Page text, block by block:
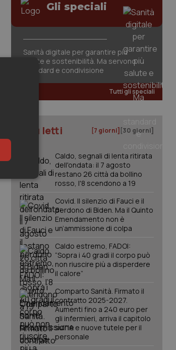
Gli speciali
Sanità digitale per garantire più
salute e sostenibilità. Ma servono
standard e condivisione
Tutti gli speciali
I più letti [7 giorni] [30 giorni]
Caldo, segnali di lenta ritirata
dell'ondata: il 7 agosto
restano 26 città da bollino
rosso, l'8 scendono a 19
Covid. Il silenzio di Fauci e il
perdono di Biden. Ma il Quinto
Emendamento non è
un’ammissione di colpa
Caldo estremo, FADOI:
“Sopra i 40 gradi il corpo può
non riuscire più a disperdere
il calore”
Comparto Sanità. Firmato il
contratto 2025-2027.
Aumenti fino a 240 euro per
gli infermieri, arriva il capitolo
sull'IA e nuove tutele per il
personale